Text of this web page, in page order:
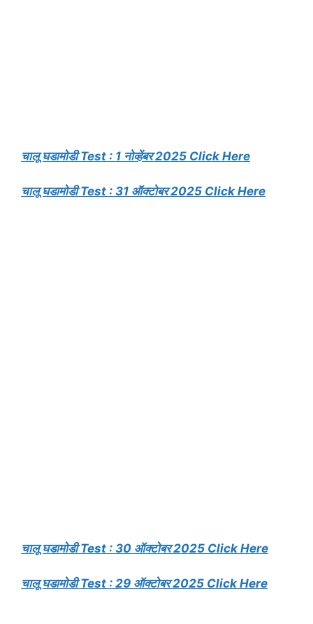
चालू घडामोडी Test : 1 नोव्हेंबर 2025 Click Here
चालू घडामोडी Test : 31 ऑक्टोबर 2025 Click Here
चालू घडामोडी Test : 30 ऑक्टोबर 2025 Click Here
चालू घडामोडी Test : 29 ऑक्टोबर 2025 Click Here